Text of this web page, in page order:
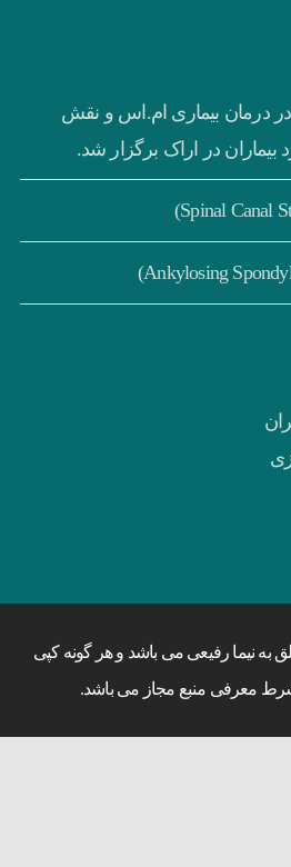
درمان بیماری ام.اس و نقش
در اراک برگزار شد.
نیما رفیعی می باشد و هر گونه کپی
معرفی منبع مجاز می باشد.